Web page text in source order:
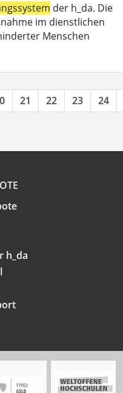
der h_da. Die
im dienstlichen
Menschen
21 22 23 24
h_da